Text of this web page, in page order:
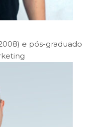
e pós-graduado